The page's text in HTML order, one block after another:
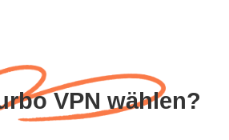
VPN wählen?